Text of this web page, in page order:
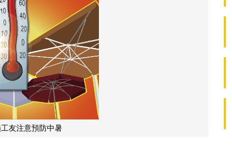
友注意預防中暑